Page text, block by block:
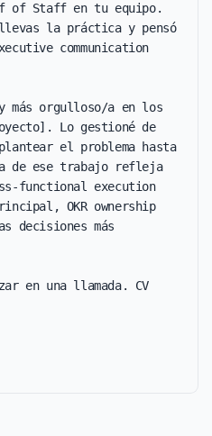
of Staff en tu equipo.
llevas la práctica y pensó
communication
más orgulloso/a en los
Lo gestioné de
el problema hasta
de ese trabajo refleja
functional execution
OKR ownership
decisiones más
en una llamada. CV